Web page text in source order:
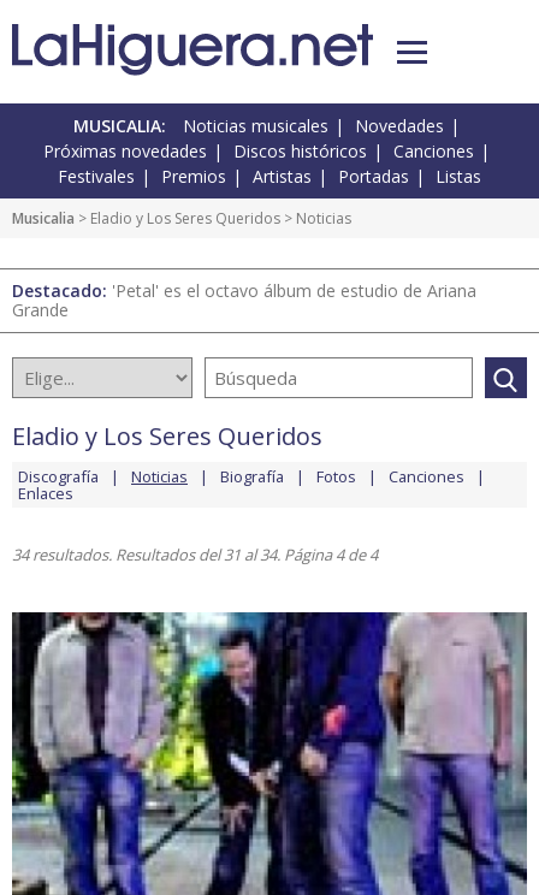
MUSICALIA: Noticias musicales
Novedades
Próximas novedades
Discos históricos
Canciones
Festivales
Premios Artistas Portadas Listas
Musicalia > Eladio y Los Seres Queridos > Noticias
Destacado: 'Petal' es el octavo álbum de estudio de Ariana
Grande
Eladio y Los Seres Queridos
Discografía Noticias Biografía Fotos Canciones
Enlaces
34 resultados. Resultados del 31 al 34. Página 4 de 4